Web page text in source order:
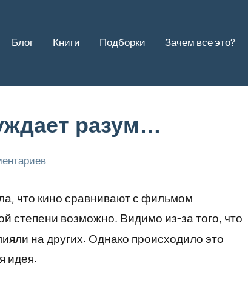
Блог Книги Подборки Зачем все это?
разум…
что кино сравнивают с фильмом
степени возможно. Видимо из-за того, что
на других. Однако происходило это
идея.